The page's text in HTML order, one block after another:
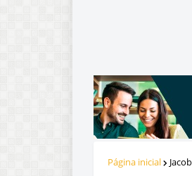
Página inicial